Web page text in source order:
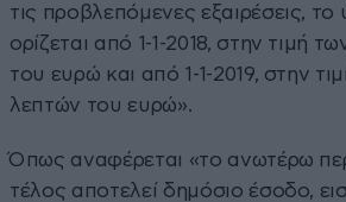
τις προβλεπόμενες εξαιρέσεις,
ορίζεται από 1-1-2018, στην τιμή
του ευρώ και από 1-1-2019, στην
λεπτών του ευρώ».
Όπως αναφέρεται «το ανωτέρω
τέλος αποτελεί δημόσιο έσοδο,